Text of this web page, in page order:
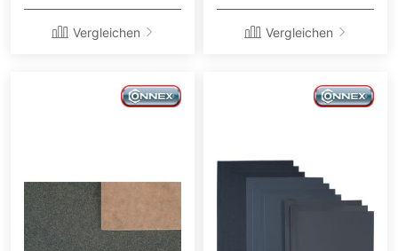
Vergleichen Vergleichen